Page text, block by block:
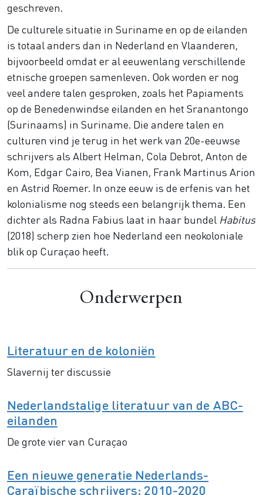
geschreven.
De culturele situatie in Suriname en op de eilanden
is totaal anders dan in Nederland en Vlaanderen,
bijvoorbeeld omdat er al eeuwenlang verschillende
etnische groepen samenleven. Ook worden er nog
veel andere talen gesproken, zoals het Papiaments
op de Benedenwindse eilanden en het Sranantongo
(Surinaams) in Suriname. Die andere talen en
culturen vind je terug in het werk van 20e-eeuwse
schrijvers als Albert Helman, Cola Debrot, Anton de
Kom, Edgar Cairo, Bea Vianen, Frank Martinus Arion
en Astrid Roemer. In onze eeuw is de erfenis van het
kolonialisme nog steeds een belangrijk thema. Een
dichter als Radna Fabius laat in haar bundel Habitus
(2018) scherp zien hoe Nederland een neokoloniale
blik op Curaçao heeft.
Onderwerpen
Literatuur en de koloniën
Slavernij ter discussie
Nederlandstalige literatuur van de ABC-
eilanden
De grote vier van Curaçao
Een nieuwe generatie Nederlands-
Caraïbische schrijvers: 2010-2020